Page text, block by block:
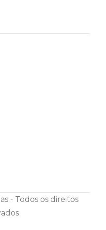
- Todos os direitos